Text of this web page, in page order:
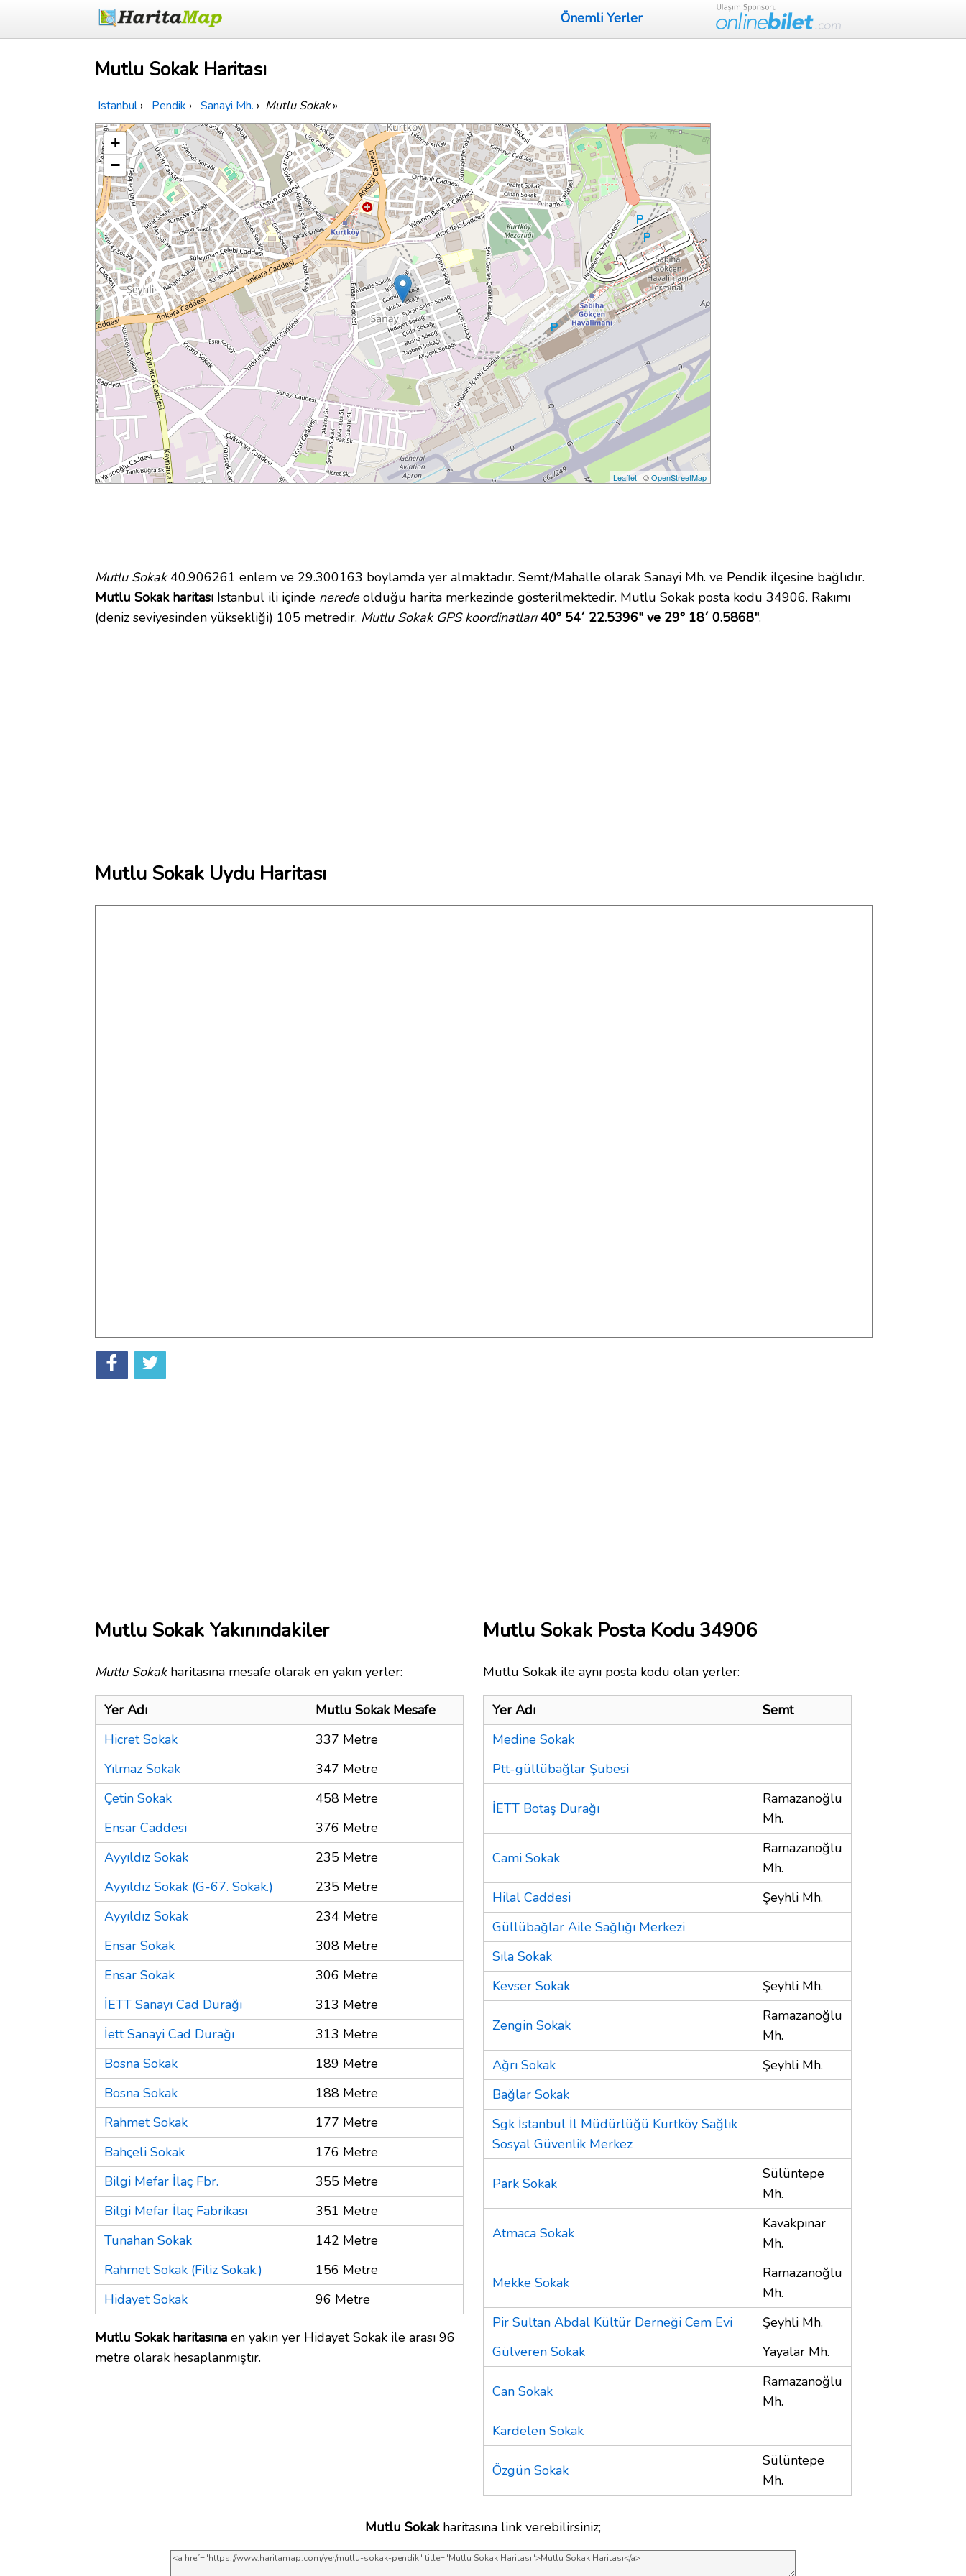
Önemli Yerler
Mutlu Sokak Haritası
Istanbul › Pendik › Sanayi Mh. › Mutlu Sokak»
+
−
Leaflet | ©OpenStreetMap
Mutlu Sokak40.906261 enlem ve 29.300163 boylamda yer almaktadır. Semt/Mahalle olarak Sanayi Mh. ve Pendik ilçesine bağlıdır.
Mutlu Sokak haritası Istanbul ili içinde neredeolduğu harita merkezinde gösterilmektedir. Mutlu Sokak posta kodu 34906. Rakımı
(deniz seviyesinden yüksekliği) 105 metredir. Mutlu Sokak GPS koordinatları 40° 54´ 22.5396" ve 29° 18´ 0.5868".
Mutlu Sokak Uydu Haritası
Mutlu Sokak Yakınındakiler
Mutlu Sokakharitasına mesafe olarak en yakın yerler:
Yer Adı
Mutlu Sokak Mesafe
Hicret Sokak
337 Metre
Yılmaz Sokak
347 Metre
Çetin Sokak
458 Metre
Ensar Caddesi
376 Metre
Ayyıldız Sokak
235 Metre
Ayyıldız Sokak (G-67. Sokak.)
235 Metre
Ayyıldız Sokak
234 Metre
Ensar Sokak
308 Metre
Ensar Sokak
306 Metre
İETT Sanayi Cad Durağı
313 Metre
İett Sanayi Cad Durağı
313 Metre
Bosna Sokak
189 Metre
Bosna Sokak
188 Metre
Rahmet Sokak
177 Metre
Bahçeli Sokak
176 Metre
Bilgi Mefar İlaç Fbr.
355 Metre
Bilgi Mefar İlaç Fabrikası
351 Metre
Tunahan Sokak
142 Metre
Rahmet Sokak (Filiz Sokak.)
156 Metre
Hidayet Sokak
96 Metre
Mutlu Sokak haritasına en yakın yer Hidayet Sokak ile arası 96
metre olarak hesaplanmıştır.
Mutlu Sokak Posta Kodu 34906
Mutlu Sokak ile aynı posta kodu olan yerler:
Yer Adı
Semt
Medine Sokak
Ptt-güllübağlar Şubesi
İETT Botaş Durağı
Ramazanoğlu
Mh.
Cami Sokak
Ramazanoğlu
Mh.
Hilal Caddesi
Şeyhli Mh.
Güllübağlar Aile Sağlığı Merkezi
Sıla Sokak
Kevser Sokak
Şeyhli Mh.
Zengin Sokak
Ramazanoğlu
Mh.
Ağrı Sokak
Şeyhli Mh.
Bağlar Sokak
Sgk İstanbul İl Müdürlüğü Kurtköy Sağlık
Sosyal Güvenlik Merkez
Park Sokak
Sülüntepe
Mh.
Atmaca Sokak
Kavakpınar
Mh.
Mekke Sokak
Ramazanoğlu
Mh.
Pir Sultan Abdal Kültür Derneği Cem Evi
Şeyhli Mh.
Gülveren Sokak
Yayalar Mh.
Can Sokak
Ramazanoğlu
Mh.
Kardelen Sokak
Özgün Sokak
Sülüntepe
Mh.
Mutlu Sokakharitasına link verebilirsiniz;